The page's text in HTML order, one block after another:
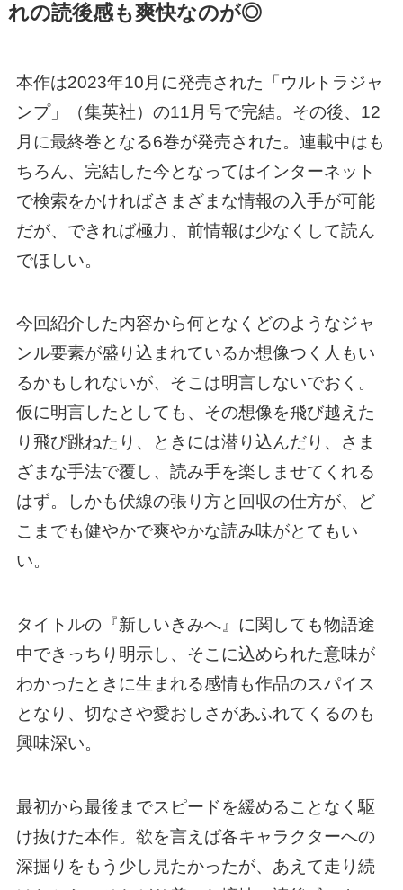
れの読後感も爽快なのが◎
本作は2023年10月に発売された「ウルトラジャ
ンプ」（集英社）の11月号で完結。その後、12
月に最終巻となる6巻が発売された。連載中はも
ちろん、完結した今となってはインターネット
で検索をかければさまざまな情報の入手が可能
だが、できれば極力、前情報は少なくして読ん
でほしい。
今回紹介した内容から何となくどのようなジャ
ンル要素が盛り込まれているか想像つく人もい
るかもしれないが、そこは明言しないでおく。
仮に明言したとしても、その想像を飛び越えた
り飛び跳ねたり、ときには潜り込んだり、さま
ざまな手法で覆し、読み手を楽しませてくれる
はず。しかも伏線の張り方と回収の仕方が、ど
こまでも健やかで爽やかな読み味がとてもい
い。
タイトルの『新しいきみへ』に関しても物語途
中できっちり明示し、そこに込められた意味が
わかったときに生まれる感情も作品のスパイス
となり、切なさや愛おしさがあふれてくるのも
興味深い。
最初から最後までスピードを緩めることなく駆
け抜けた本作。欲を言えば各キャラクターへの
深掘りをもう少し見たかったが、あえて走り続